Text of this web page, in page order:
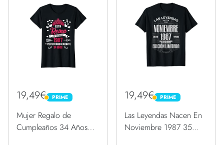
19,49€ PRIME
PRIME
Mujer Regalo de
Cumpleaños 34 Años
19,49€ PRIME
PRIME
Las Leyendas Nacen En
Noviembre 1987 35